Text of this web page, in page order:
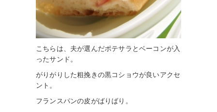
こちらは、夫が選んだポテサラとベーコンが入
ったサンド。
がりがりした粗挽きの黒コショウが良いアクセ
ント。
フランスパンの皮がばりばり。